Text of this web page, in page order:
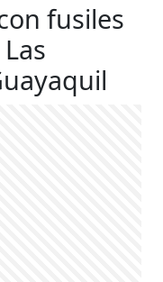
fusiles